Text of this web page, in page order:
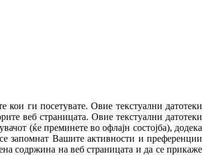
кои ги посетувате. Овие текстуални датотеки
веб страницата. Овие текстуални датотеки
(ќе преминете во офлајн состојба), додека
запомнат Вашите активности и преференции
содржина на веб страницата и да се прикаже